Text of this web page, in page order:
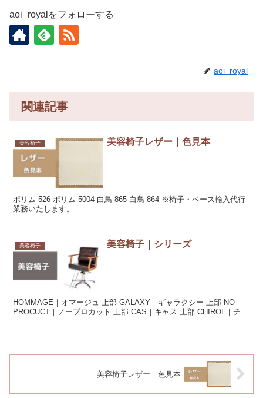
aoi_royalをフォローする
aoi_royal
関連記事
美容椅子 美容椅子レザー｜色見本
ポリム 526 ポリム 5004 白鳥 865 白鳥 864 ※椅子・ベース輸入代行
業務いたします。
美容椅子 美容椅子｜シリーズ
HOMMAGE｜オマージュ 上部 GALAXY｜ギャラクシー 上部 NO
PROCUCT｜ノープロカット 上部 CAS｜キャス 上部 CHIROL｜チ...
美容椅子レザー｜色見本